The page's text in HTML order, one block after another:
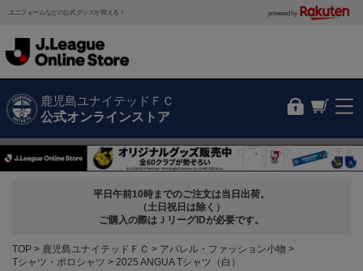
ユニフォームなどの公式グッズが買える！ powered by
鹿児島ユナイテッドＦＣ
公式オンラインストア
平日午前10時までのご注文は当日出荷。
（土日祝日は除く）
ご購入の際はＪリーグIDが必要です。
TOP 鹿児島ユナイテッドＦＣ
アパレル・ファッション小物
Tシャツ・ポロシャツ
2025 ANGUA Tシャツ（白）